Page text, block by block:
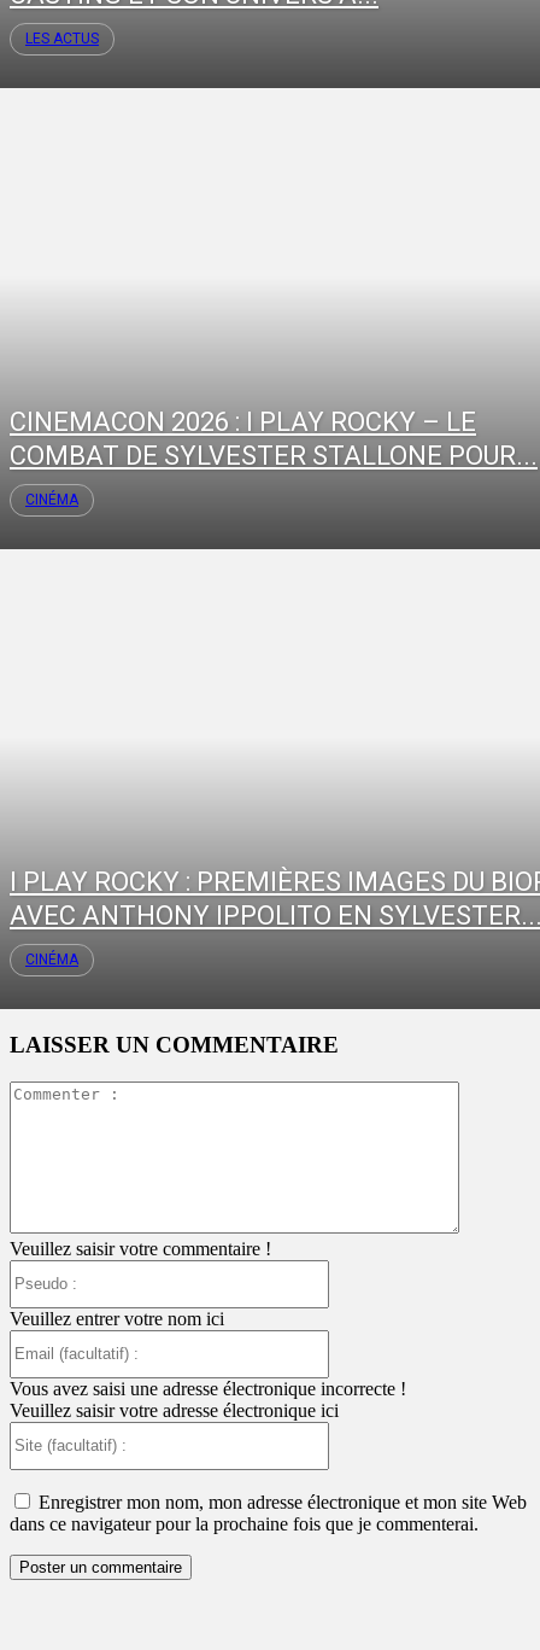
LES ACTUS
CINEMACON 2026 : I PLAY ROCKY – LE
COMBAT DE SYLVESTER STALLONE POUR...
CINÉMA
I PLAY ROCKY : PREMIÈRES IMAGES DU
AVEC ANTHONY IPPOLITO EN
CINÉMA
LAISSER UN COMMENTAIRE
Veuillez saisir votre commentaire !
Veuillez entrer votre nom ici
:
Vous avez saisi une adresse électronique incorrecte !
Veuillez saisir votre adresse électronique ici
:
Enregistrer mon nom, mon adresse électronique et mon site Web
dans ce navigateur pour la prochaine fois que je commenterai.